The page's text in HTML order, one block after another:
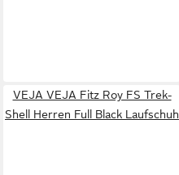
VEJA VEJA Fitz Roy FS Trek-
Shell Herren Full Black Laufschuh